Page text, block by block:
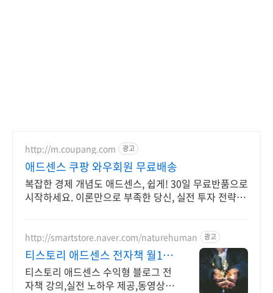
http://m.coupang.com 광고
애드센스 쿠팡 와우회원 무료배송
복잡한 경제 개념도 애드센스, 쉽게! 30일 무료반품으로
시작하세요. 이론만으로 부족한 당신, 실전 투자 전략을
http://smartstore.naver.com/naturehuman 광고
티스토리 애드센스 전자책 월100
만원 고정 수익발생!
티스토리 애드센스 수익형 블로그 전
자책 강의,실전 노하우 제공,동영상